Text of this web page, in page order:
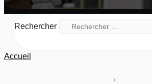
Rechercher
Accueil